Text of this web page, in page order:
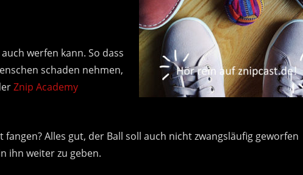
werfen kann. So dass
schaden nehmen,
Znip Academy
Alles gut, der Ball soll auch nicht zwangsläufig geworfen
ihn weiter zu geben.